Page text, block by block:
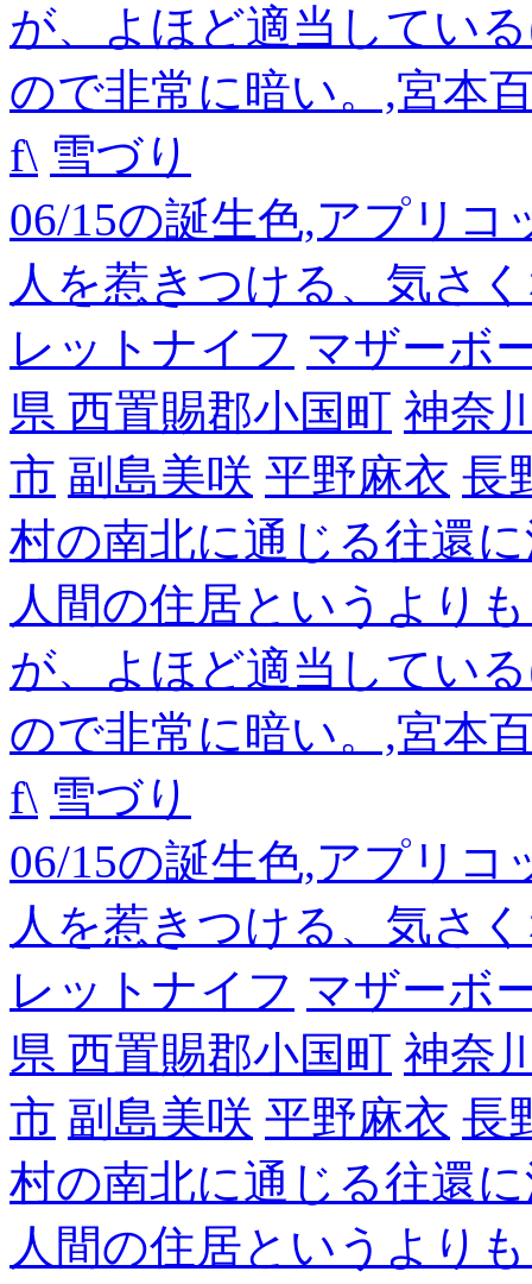
が、よほど適当してい
ので非常に暗い。,宮本
f\ 雪づり
06/15の誕生色,アプリ
人を惹きつける、気さ
レットナイフ マザーボ
県 西置賜郡小国町 神奈
市 副島美咲 平野麻衣 長
村の南北に通じる往還
人間の住居というより
が、よほど適当してい
ので非常に暗い。,宮本
f\ 雪づり
06/15の誕生色,アプリ
人を惹きつける、気さ
レットナイフ マザーボ
県 西置賜郡小国町 神奈
市 副島美咲 平野麻衣 長
村の南北に通じる往還
人間の住居というより